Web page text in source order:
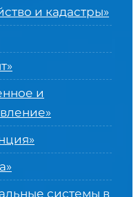
и кадастры»
и
системы в